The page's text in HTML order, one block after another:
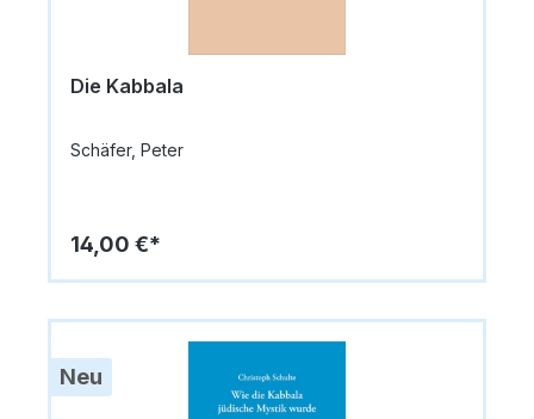
Die Kabbala
Schäfer, Peter
14,00 €*
Neu